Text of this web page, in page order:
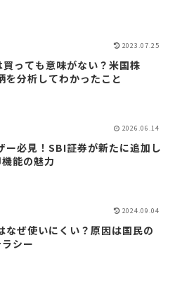
2023.07.25
っても意味がない？米国株
を分析してわかったこと
2026.06.14
ー必見！SBI証券が新たに追加し
能の魅力
2024.09.04
なぜ使いにくい？原因は国民の
シー